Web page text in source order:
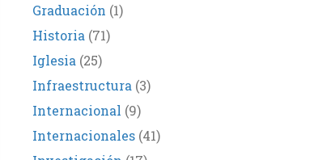
Graduación (1)
Historia (71)
Iglesia (25)
Infraestructura (3)
Internacional (9)
Internacionales(41)